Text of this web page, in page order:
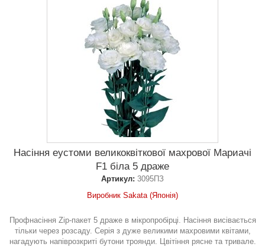
Насіння еустоми великоквіткової махрової Мариачі
F1 біла 5 драже
Артикул: 3095ПЗ
Виробник Sakata (Японія)
Профнасіння Zip-пакет 5 драже в мікропробірці. Насіння висівається
тільки через розсаду. Серія з дуже великими махровими квітами,
нагадують напіврозкриті бутони троянди. Цвітіння рясне та тривале.